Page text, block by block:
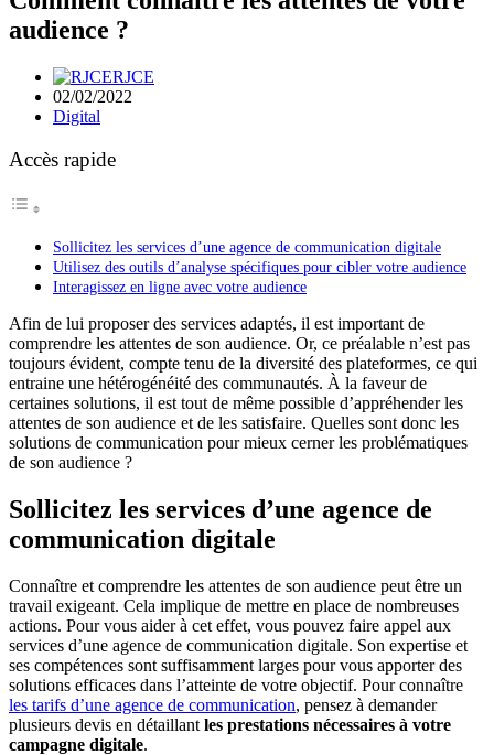
audience ?
RJCE
02/02/2022
Digital
Accès rapide
Sollicitez les services d’une agence de communication digitale
Utilisez des outils d’analyse spécifiques pour cibler votre audience
Interagissez en ligne avec votre audience
Afin de lui proposer des services adaptés, il est important de
comprendre les attentes de son audience. Or, ce préalable n’est pas
toujours évident, compte tenu de la diversité des plateformes, ce qui
entraine une hétérogénéité des communautés. À la faveur de
certaines solutions, il est tout de même possible d’appréhender les
attentes de son audience et de les satisfaire. Quelles sont donc les
solutions de communication pour mieux cerner les problématiques
de son audience ?
Sollicitez les services d’une agence de
communication digitale
Connaître et comprendre les attentes de son audience peut être un
travail exigeant. Cela implique de mettre en place de nombreuses
actions. Pour vous aider à cet effet, vous pouvez faire appel aux
services d’une agence de communication digitale. Son expertise et
ses compétences sont suffisamment larges pour vous apporter des
solutions efficaces dans l’atteinte de votre objectif. Pour connaître
les tarifs d’une agence de communication, pensez à demander
plusieurs devis en détaillant les prestations nécessaires à votre
campagne digitale.